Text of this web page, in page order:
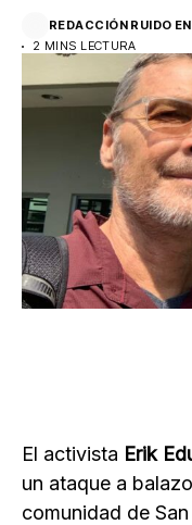
REDACCIÓN RUIDO
2 MINS LECTURA
El activista Erik
un ataque a
comunidad de